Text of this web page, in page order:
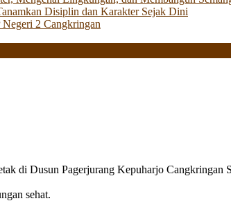
Disiplin dan Karakter Sejak Dini
2 Cangkringan
di Dusun Pagerjurang Kepuharjo Cangkringan
sehat.